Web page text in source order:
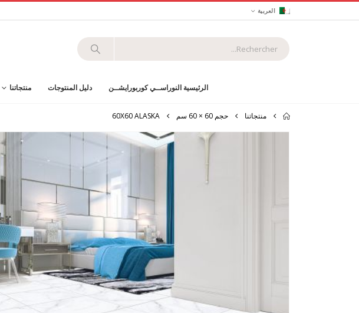
العربية
الرئيسية النوراســي كوربورايشــن دليل المنتوجات منتجاتنا
منتجاتنا حجم 60 × 60 سم 60X60 ALASKA